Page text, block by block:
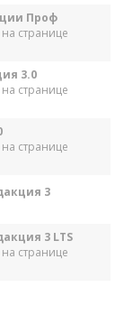
Проф
странице
3.0
странице
странице
3
3 LTS
странице